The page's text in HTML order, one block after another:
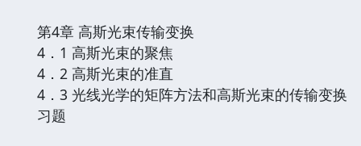
第4章 高斯光束传输变换
4．1 高斯光束的聚焦
4．2 高斯光束的准直
4．3 光线光学的矩阵方法和高斯光束的传输变换
习题